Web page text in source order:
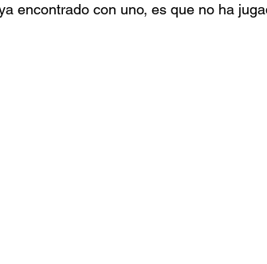
encontrado con uno, es que no ha